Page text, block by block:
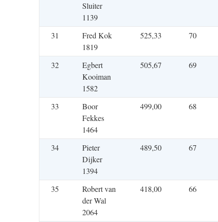
Sluiter
1139
31
Fred Kok
1819
525,33 70
32
Egbert
Kooiman
1582
505,67 69
33
Boor
Fekkes
1464
499,00 68
34
Pieter
Dijker
1394
489,50 67
35
Robert van
der Wal
2064
418,00 66